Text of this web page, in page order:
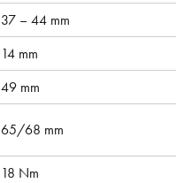
37 – 44 mm
14 mm
49 mm
65/68 mm
18 Nm